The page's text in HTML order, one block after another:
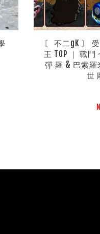
〘 不二gK 〙
王 TOP ｜ 戰
彈 羅 & 巴索羅
世